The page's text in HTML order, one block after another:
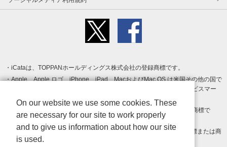
iCataは、TOPPANホールディングス株式会社の登録商標です。
Apple、Apple ロゴ、iPhone、iPad、MacおよびMac OS は米国その他の国で
登録された Apple Inc. の商標です。App Store は Apple Inc. のサービスマー
クです。
Android、Google Play および Google Play ロゴ は Google LLC の商標で
す。
Windows は Microsoft Inc.の米国およびその他の国における登録商標または商
標です。
On our website we use some cookies. These
are necessary for our site to work properly
and to give us information about how our site
is used.